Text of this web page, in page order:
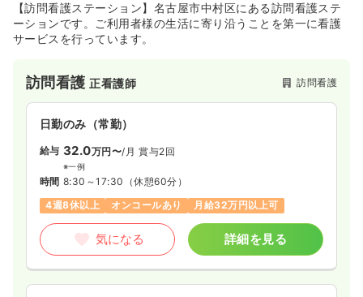
【訪問看護ステーション】名古屋市中村区にある訪問看護ステ
ーションです。ご利用者様の生活に寄り沿うことを第一に看護
サービスを行っています。
訪問看護正看護師 訪問看護
日勤のみ（常勤）
給与 32.0万円〜/月 賞与2回
※一例
時間 8:30～17:30 （休憩60分）
4週8休以上
オンコールあり 月給32万円以上可
気になる 詳細を見る